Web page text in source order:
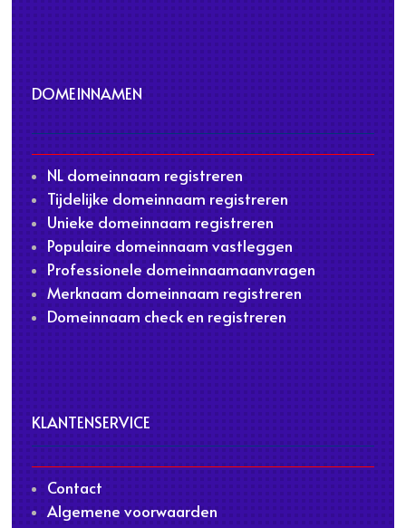
DOMEINNAMEN
NL domeinnaam registreren
Tijdelijke domeinnaam registreren
Unieke domeinnaam registreren
Populaire domeinnaam vastleggen
Professionele domeinnaamaanvragen
Merknaam domeinnaam registreren
Domeinnaam check en registreren
KLANTENSERVICE
Contact
Algemene voorwaarden